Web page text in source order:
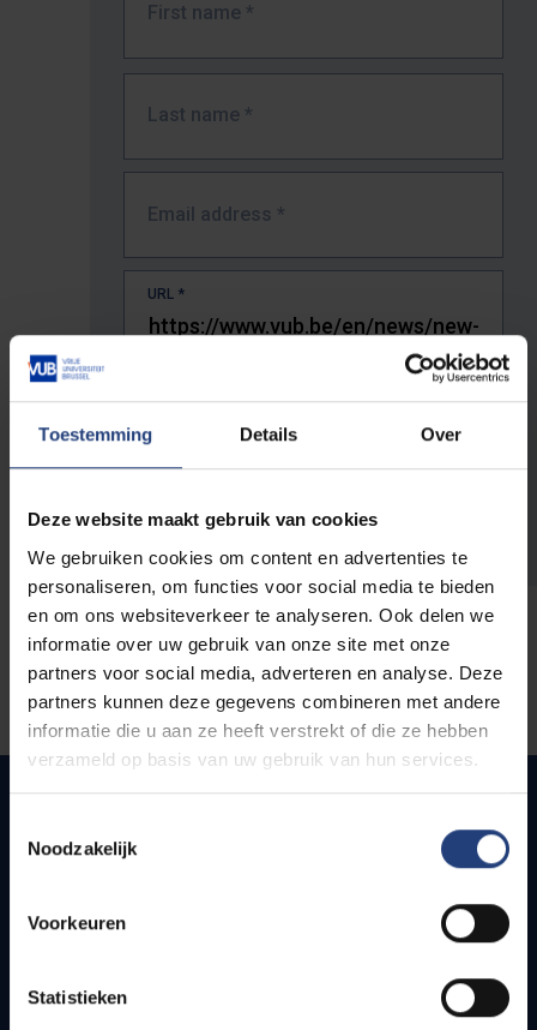
Toestemming Details Over
Deze website maakt gebruik van cookies
We gebruiken cookies om content en advertenties te
personaliseren, om functies voor social media te bieden
en om ons websiteverkeer te analyseren. Ook delen we
informatie over uw gebruik van onze site met onze
partners voor social media, adverteren en analyse. Deze
partners kunnen deze gegevens combineren met andere
informatie die u aan ze heeft verstrekt of die ze hebben
verzameld op basis van uw gebruik van hun services.
Noodzakelijk
Voorkeuren
Statistieken
First name *
Last name *
Email address *
URL *
The full URL of the page where you encountered the error.
Quick links
How to get to the VUB campuses